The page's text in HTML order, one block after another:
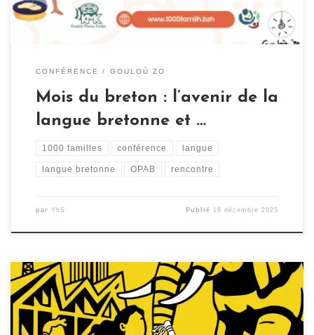
CONFÉRENCE GOULOÙ ZO
Mois du breton : l’avenir de la
langue bretonne et …
1000 familles conférence langue
langue bretonne OPAB rencontre
par YhS Publié 16 décembre 2025
L’Arrivée de la Redadeg, la course relais pour la langue